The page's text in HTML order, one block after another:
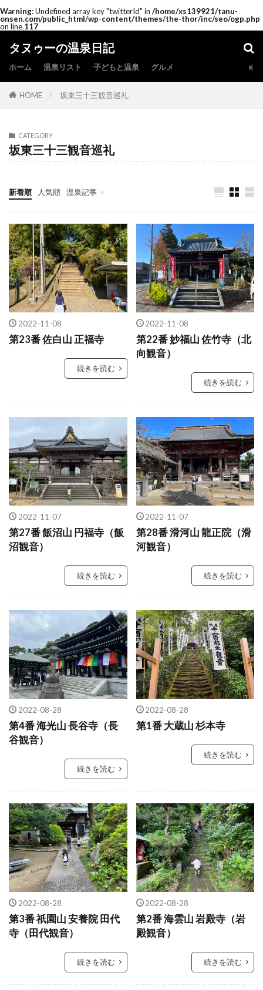
Warning: Undefined array key "twitterId" in /home/xs139921/tanu-
onsen.com/public_html/wp-content/themes/the-thor/inc/seo/ogp.php
on line 117
タヌゥーの温泉日記
ホーム 温泉リスト 子どもと温泉 グルメ
HOME 坂東三十三観音巡礼
CATEGORY
坂東三十三観音巡礼
新着順 人気順 温泉記事
温泉記事
2022-11-08
第23番 佐白山 正福寺
続きを読む
2022-11-08
第22番 妙福山 佐竹寺（北
向観音）
続きを読む
2022-11-07
第27番 飯沼山 円福寺（飯
沼観音）
続きを読む
2022-11-07
第28番 滑河山 龍正院（滑
河観音）
続きを読む
2022-08-28
第4番 海光山 長谷寺（長
谷観音）
続きを読む
2022-08-28
第1番 大蔵山 杉本寺
続きを読む
2022-08-28
第3番 祇園山 安養院 田代
寺（田代観音）
続きを読む
2022-08-28
第2番 海雲山 岩殿寺（岩
殿観音）
続きを読む